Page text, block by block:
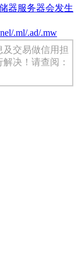
器服务器会发生
.ml/.ad/.mw
交易做信用担
决！请查阅：